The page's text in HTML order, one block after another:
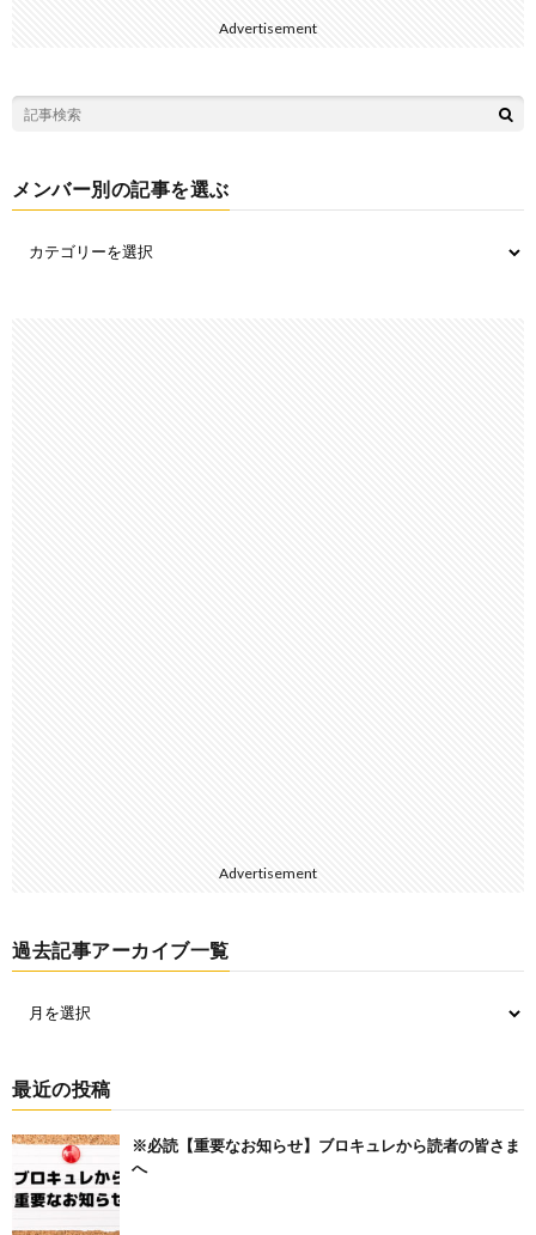
Advertisement
メンバー別の記事を選ぶ
Advertisement
過去記事アーカイブ一覧
最近の投稿
※必読【重要なお知らせ】ブロキュレから読者の皆さま
へ